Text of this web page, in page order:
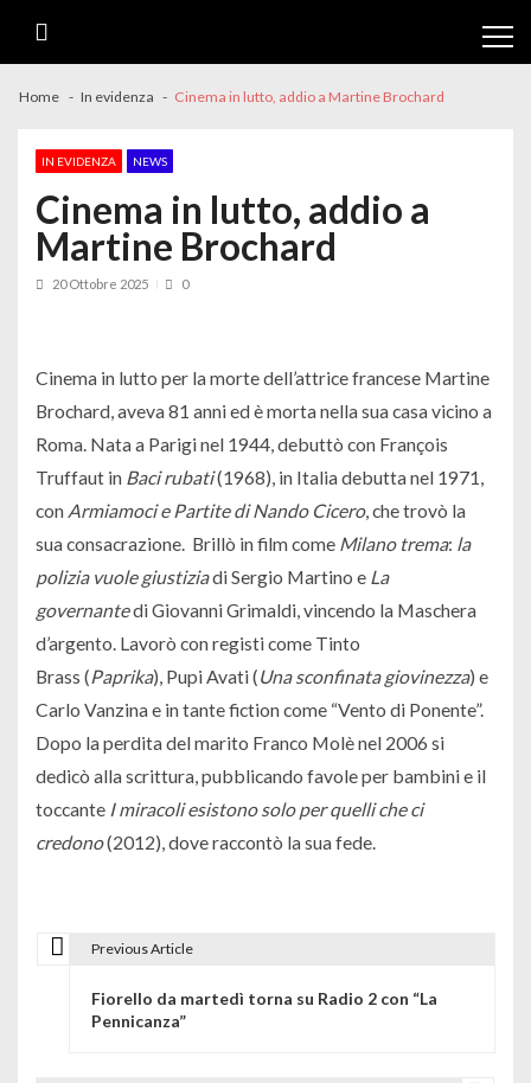
Home In evidenza Cinema in lutto, addio a Martine Brochard
IN EVIDENZA NEWS
Cinema in lutto, addio a
Martine Brochard
20 Ottobre 2025 0
Cinema in lutto per la morte dell’attrice francese Martine
Brochard, aveva 81 anni ed è morta nella sua casa vicino a
Roma. Nata a Parigi nel 1944, debuttò con François
Truffaut in Baci rubati(1968), in Italia debutta nel 1971,
con Armiamoci e Partite di Nando Cicero, che trovò la
sua consacrazione. Brillò in film come Milano trema: la
polizia vuole giustiziadi Sergio Martino e La
governantedi Giovanni Grimaldi, vincendo la Maschera
d’argento. Lavorò con registi come Tinto
Brass (Paprika), Pupi Avati (Una sconfinata giovinezza) e
Carlo Vanzina e in tante fiction come “Vento di Ponente”.
Dopo la perdita del marito Franco Molè nel 2006 si
dedicò alla scrittura, pubblicando favole per bambini e il
toccante I miracoli esistono solo per quelli che ci
credono(2012), dove raccontò la sua fede.
Previous Article
Fiorello da martedì torna su Radio 2 con “La
Pennicanza”